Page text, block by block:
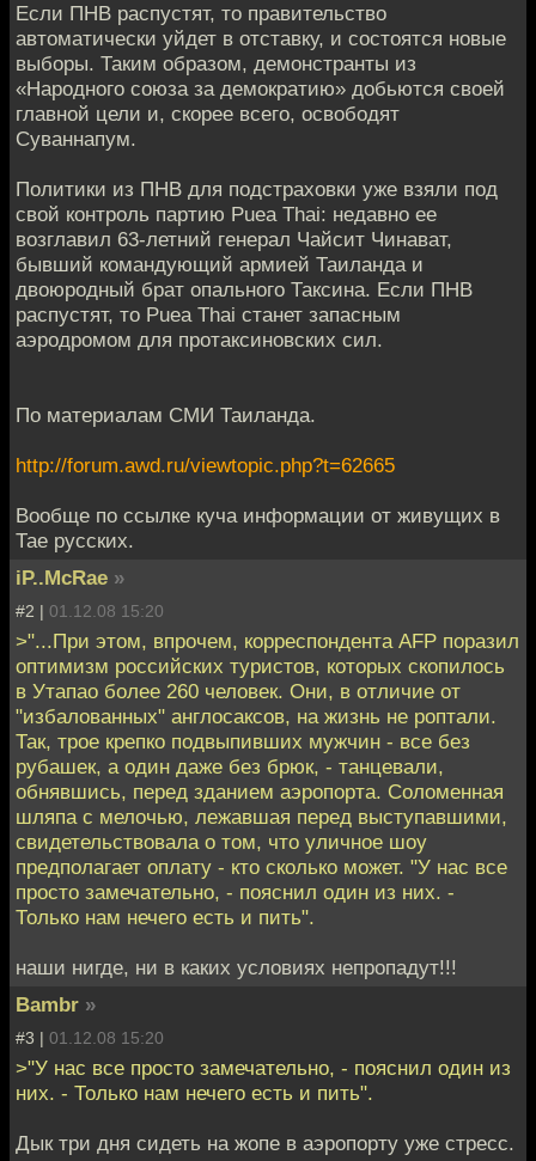
Если ПНВ распустят, то правительство
автоматически уйдет в отставку, и состоятся новые
выборы. Таким образом, демонстранты из
«Народного союза за демократию» добьются своей
главной цели и, скорее всего, освободят
Суваннапум.
Политики из ПНВ для подстраховки уже взяли под
свой контроль партию Puea Thai: недавно ее
возглавил 63-летний генерал Чайсит Чинават,
бывший командующий армией Таиланда и
двоюродный брат опального Таксина. Если ПНВ
распустят, то Puea Thai станет запасным
аэродромом для протаксиновских сил.
По материалам СМИ Таиланда.
http://forum.awd.ru/viewtopic.php?t=62665
Вообще по ссылке куча информации от живущих в
Тае русских.
iP..McRae »
#2 | 01.12.08 15:20
>"...При этом, впрочем, корреспондента AFP поразил
оптимизм российских туристов, которых скопилось
в Утапао более 260 человек. Они, в отличие от
"избалованных" англосаксов, на жизнь не роптали.
Так, трое крепко подвыпивших мужчин - все без
рубашек, а один даже без брюк, - танцевали,
обнявшись, перед зданием аэропорта. Соломенная
шляпа с мелочью, лежавшая перед выступавшими,
свидетельствовала о том, что уличное шоу
предполагает оплату - кто сколько может. "У нас все
просто замечательно, - пояснил один из них. -
Только нам нечего есть и пить".
наши нигде, ни в каких условиях непропадут!!!
Bambr »
#3 | 01.12.08 15:20
>"У нас все просто замечательно, - пояснил один из
них. - Только нам нечего есть и пить".
Дык три дня сидеть на жопе в аэропорту уже стресс.